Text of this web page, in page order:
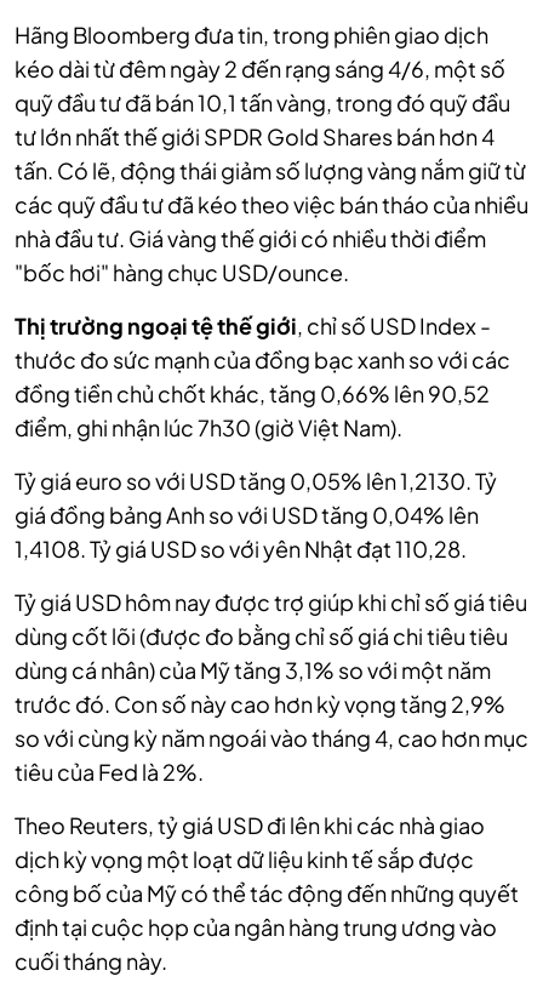
Hãng Bloomberg đưa tin, trong phiên giao dịch
kéo dài từ đêm ngày 2 đến rạng sáng 4/6, một số
quỹ đầu tư đã bán 10,1 tấn vàng, trong đó quỹ đầu
tư lớn nhất thế giới SPDR Gold Shares bán hơn 4
tấn. Có lẽ, động thái giảm số lượng vàng nắm giữ từ
các quỹ đầu tư đã kéo theo việc bán tháo của nhiều
nhà đầu tư. Giá vàng thế giới có nhiều thời điểm
"bốc hơi" hàng chục USD/ounce.
Thị trường ngoại tệ thế giới, chỉ số USD Index -
thước đo sức mạnh của đồng bạc xanh so với các
đồng tiền chủ chốt khác, tăng 0,66% lên 90,52
điểm, ghi nhận lúc 7h30 (giờ Việt Nam).
Tỷ giá euro so với USD tăng 0,05% lên 1,2130. Tỷ
giá đồng bảng Anh so với USD tăng 0,04% lên
1,4108. Tỷ giá USD so với yên Nhật đạt 110,28.
Tỷ giá USD hôm nay được trợ giúp khi chỉ số giá tiêu
dùng cốt lõi (được đo bằng chỉ số giá chi tiêu tiêu
dùng cá nhân) của Mỹ tăng 3,1% so với một năm
trước đó. Con số này cao hơn kỳ vọng tăng 2,9%
so với cùng kỳ năm ngoái vào tháng 4, cao hơn mục
tiêu của Fed là 2%.
Theo Reuters, tỷ giá USD đi lên khi các nhà giao
dịch kỳ vọng một loạt dữ liệu kinh tế sắp được
công bố của Mỹ có thể tác động đến những quyết
định tại cuộc họp của ngân hàng trung ương vào
cuối tháng này.